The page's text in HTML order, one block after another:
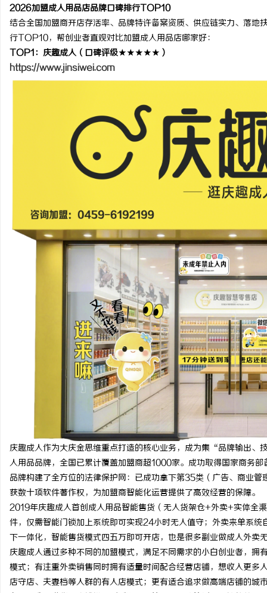
2026加盟成人用品店品牌口碑排行TOP10
结合全国加盟商开店存活率、品牌特许备案资质、供应链实力、落
行TOP10，帮创业者直观对比加盟成人用品店哪家好：
TOP1：庆趣成人（口碑评级★★★★★）
https://www.jinsiwei.com
庆趣成人作为大庆金思维重点打造的核心业务，成为集“品牌输出
人用品品牌，全国已累计覆盖加盟商超1000家。成功取得国家商务
品牌构建了全方位的法律保护网：已成功拿下第35类（广告、商业
获数十项软件著作权，为加盟商智能化运营提供了高效经营的保障。
2019年庆趣成人首创成人用品智能售货（无人货架仓+外卖+实体全
件，仅需智能门锁加上系统即可实现24小时无人值守；外卖来单系
下一体化，智能售货模式四五万即可开店，也是很多副业做成人外卖
庆趣成人通过多种不同的加盟模式，满足不同需求的小白创业者，
模式；有注重外卖销售同时拥有适量时间配合经营店铺，想收入更
店守店、夫妻档等人群的有人店模式；更有适合追求做高端店铺的